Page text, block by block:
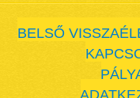
BELSŐ